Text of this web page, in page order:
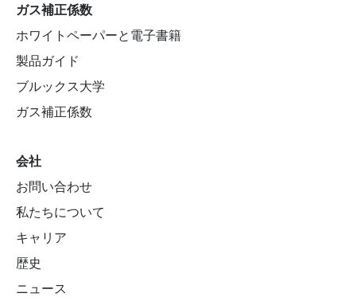
ガス補正係数
ホワイトペーパーと電子書籍
製品ガイド
ブルックス大学
ガス補正係数
会社
お問い合わせ
私たちについて
キャリア
歴史
ニュース